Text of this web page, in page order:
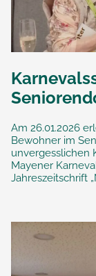
Am 26.01.2026
Bewohner im
unvergesslichen
Mayener
Jahreszeitschrift